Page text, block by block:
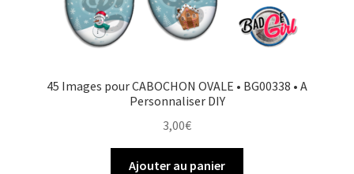
45 Images pour CABOCHON OVALE • BG00338 • A
Personnaliser DIY
3,00€
Ajouter au panier